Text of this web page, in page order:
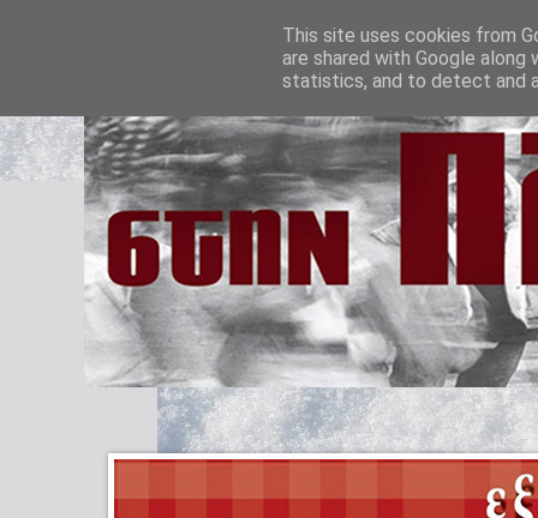
This site uses cookies from
are shared with Google
statistics, and to detect and